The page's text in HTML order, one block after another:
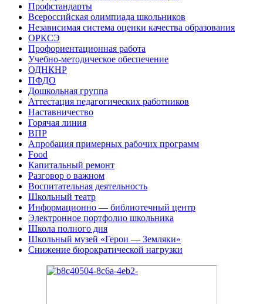
Профстандарты
Всероссийская олимпиада школьников
Независимая система оценки качества образования
ОРКСЭ
Профориентационная работа
Учебно-методическое обеспечение
ОДНКНР
ПФДО
Дошкольная группа
Аттестация педагогических работников
Наставничество
Горячая линия
ВПР
Апробация примерных рабочих программ
Food
Капитальный ремонт
Разговор о важном
Воспитательная деятельность
Школьный театр
Информационно — библиотечный центр
Электронное портфолио школьника
Школа полного дня
Школьный музей «Герои — Земляки»
Снижение бюрократической нагрузки